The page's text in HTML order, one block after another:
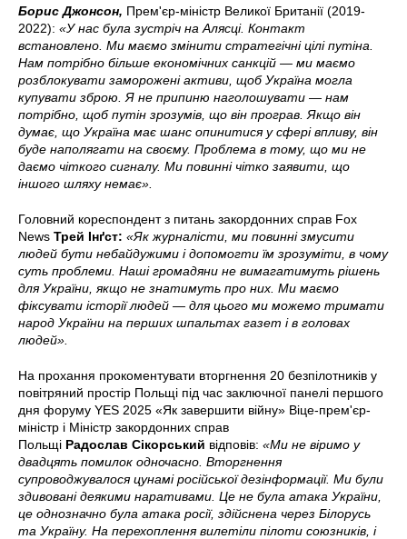
Борис Джонсон, Прем'єр-міністр Великої Британії (2019-
2022): «У нас була зустріч на Алясці. Контакт
встановлено. Ми маємо змінити стратегічні цілі путіна.
Нам потрібно більше економічних санкцій — ми маємо
розблокувати заморожені активи, щоб Україна могла
купувати зброю. Я не припиню наголошувати — нам
потрібно, щоб путін зрозумів, що він програв. Якщо він
думає, що Україна має шанс опинитися у сфері впливу, він
буде наполягати на своєму. Проблема в тому, що ми не
даємо чіткого сигналу. Ми повинні чітко заявити, що
іншого шляху немає».
Головний кореспондент з питань закордонних справ Fox
News Трей Інґст: «Як журналісти, ми повинні змусити
людей бути небайдужими і допомогти їм зрозуміти, в чому
суть проблеми. Наші громадяни не вимагатимуть рішень
для України, якщо не знатимуть про них. Ми маємо
фіксувати історії людей — для цього ми можемо тримати
народ України на перших шпальтах газет і в головах
людей».
На прохання прокоментувати вторгнення 20 безпілотників у
повітряний простір Польщі під час заключної панелі першого
дня форуму YES 2025 «Як завершити війну» Віце-прем'єр-
міністр і Міністр закордонних справ
Польщі Радослав Сікорський відповів: «Ми не віримо у
двадцять помилок одночасно. Вторгнення
супроводжувалося цунамі російської дезінформації. Ми були
здивовані деякими наративами. Це не була атака України,
це однозначно була атака росії, здійснена через Білорусь
та Україну. На перехоплення вилетіли пілоти союзників, і